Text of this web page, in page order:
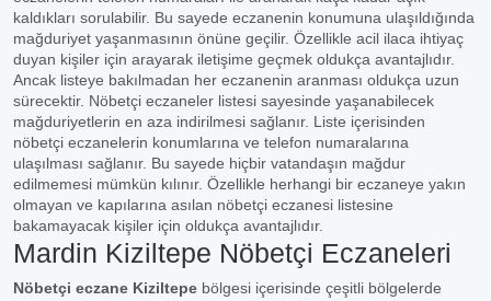
kaldıkları sorulabilir. Bu sayede eczanenin konumuna ulaşıldığında
mağduriyet yaşanmasının önüne geçilir. Özellikle acil ilaca ihtiyaç
duyan kişiler için arayarak iletişime geçmek oldukça avantajlıdır.
Ancak listeye bakılmadan her eczanenin aranması oldukça uzun
sürecektir. Nöbetçi eczaneler listesi sayesinde yaşanabilecek
mağduriyetlerin en aza indirilmesi sağlanır. Liste içerisinden
nöbetçi eczanelerin konumlarına ve telefon numaralarına
ulaşılması sağlanır. Bu sayede hiçbir vatandaşın mağdur
edilmemesi mümkün kılınır. Özellikle herhangi bir eczaneye yakın
olmayan ve kapılarına asılan nöbetçi eczanesi listesine
bakamayacak kişiler için oldukça avantajlıdır.
Mardin Kiziltepe Nöbetçi Eczaneleri
Nöbetçi eczane Kiziltepe bölgesi içerisinde çeşitli bölgelerde